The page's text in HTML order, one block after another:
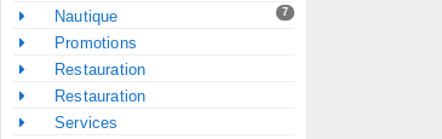
7
Nautique
Promotions
Restauration
Restauration
Services